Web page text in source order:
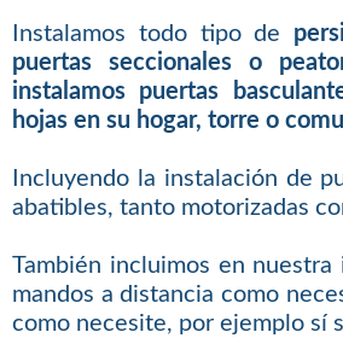
Instalamos todo tipo de
puertas seccionales o
instalamos puertas
hojas en su hogar, torre o
Incluyendo la instalación de
abatibles, tanto motorizadas
También incluimos en nuestra
mandos a distancia como
como necesite, por ejemplo sí